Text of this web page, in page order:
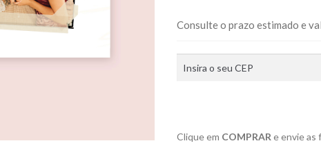
Consulte o prazo estimado e
Clique em COMPRAR e envie